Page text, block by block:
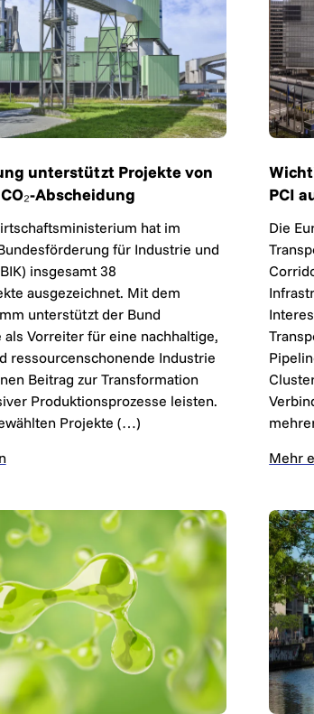
unterstützt Projekte von
Abscheidung
hat im
für Industrie und
insgesamt 38
ausgezeichnet. Mit dem
unterstützt der Bund
als Vorreiter für eine nachhaltige,
ressourcenschonende Industrie
Beitrag zur Transformation
Produktionsprozesse leisten.
Projekte (…)
PCI
Die
Mehr